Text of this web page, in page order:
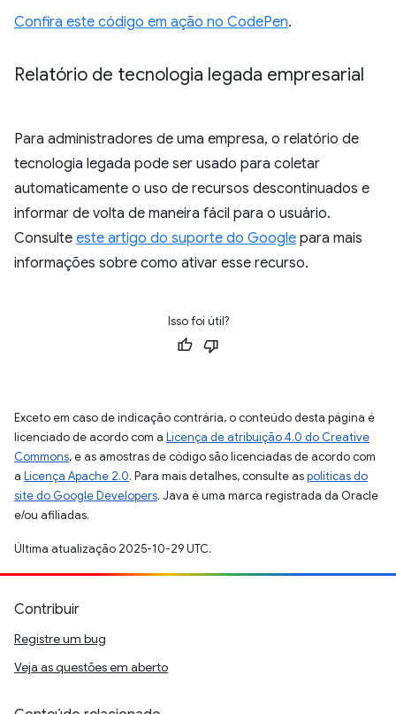
Confira este código em ação no CodePen.
Relatório de tecnologia legada empresarial
Para administradores de uma empresa, o relatório de
tecnologia legada pode ser usado para coletar
automaticamente o uso de recursos descontinuados e
informar de volta de maneira fácil para o usuário.
Consulte este artigo do suporte do Google para mais
informações sobre como ativar esse recurso.
Isso foi útil?
Exceto em caso de indicação contrária, o conteúdo desta página é
licenciado de acordo com a Licença de atribuição 4.0 do Creative
Commons, e as amostras de código são licenciadas de acordo com
a Licença Apache 2.0. Para mais detalhes, consulte aspolíticas do
site do Google Developers. Java é uma marca registrada da Oracle
e/ou afiliadas.
Última atualização 2025-10-29 UTC.
Contribuir
Registre um bug
Veja as questões em aberto